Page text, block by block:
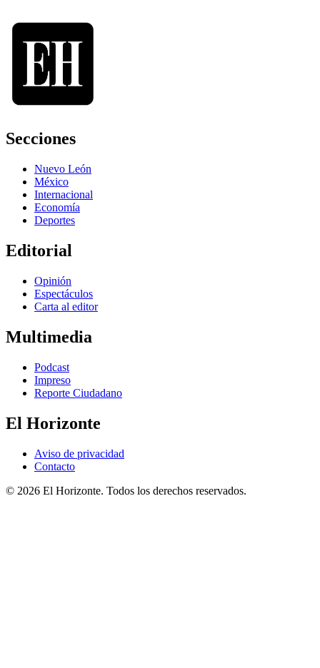
Secciones
Nuevo León
México
Internacional
Economía
Deportes
Editorial
Opinión
Espectáculos
Carta al editor
Multimedia
Podcast
Impreso
Reporte Ciudadano
El Horizonte
Aviso de privacidad
Contacto
© 2026 El Horizonte. Todos los derechos reservados.